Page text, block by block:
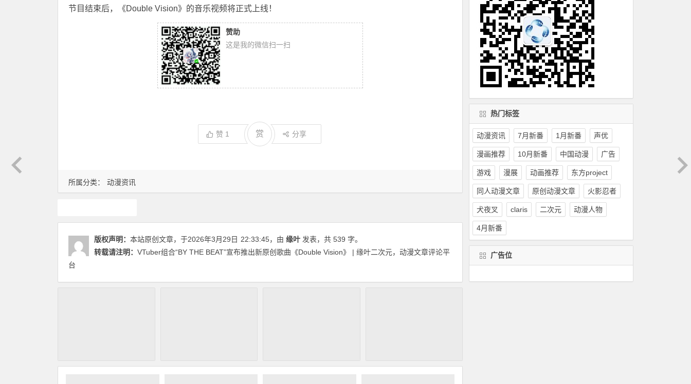
所属分类： 动漫资讯
节目结束后，《Double Vision》的音乐视频将正式上线！
赞助
这是我的微信扫一扫
赞 1 赏 分享
版权声明： 本站原创文章，于2026年3月29日 22:33:45，由 缘叶 发表，共 539 字。
转载请注明： VTuber组合“BY THE BEAT”宣布推出新原创歌曲《Double Vision》 | 缘叶二次元，动漫文章评论平
台
热门标签
动漫资讯 7月新番 1月新番 声优
漫画推荐 10月新番 中国动漫 广告
游戏 漫展 动画推荐 东方project
同人动漫文章 原创动漫文章 火影忍者
犬夜叉 claris 二次元 动漫人物
4月新番
广告位